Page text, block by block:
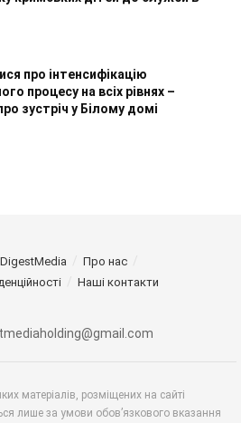
про інтенсифікацію
процесу на всіх рівнях –
зустріч у Білому домі
Про нас
Наші контакти
матеріалів, розміщених на сайті
лише за умови обов’язкового вказання